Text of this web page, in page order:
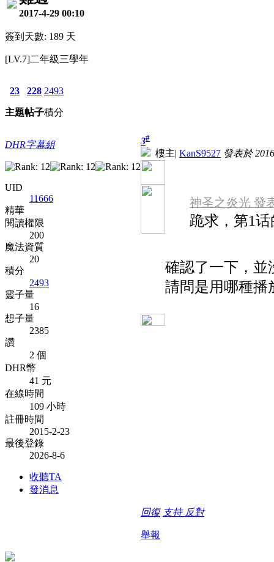
2017-4-29 00:10
簽到天數: 189 天
[LV.7]二年級三學年
23
主題
228
帖子
2493
積分
DHR字幕組
UID
11666
精華
閱讀權限
200
魔法資質
20
積分
2493
靈子量
16
想子量
2385
讚
2 個
DHR幣
41 元
在線時間
109 小時
註冊時間
2015-2-23
最後登錄
2026-8-6
收聽TA
發消息
3#
樓主| KanS9527 發表於
神圣之炎光 發
跪求，第1
確認了一下，並
請問是用哪種播
回復 支持 反對
舉報